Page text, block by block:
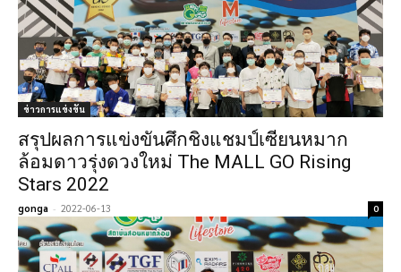
ข่าวการแข่งขัน
สรุปผลการแข่งขันศึกชิงแชมป์เซียนหมาก
ล้อมดาวรุ่งดวงใหม่ The MALL GO Rising
Stars 2022
gonga - 2022-06-13 0